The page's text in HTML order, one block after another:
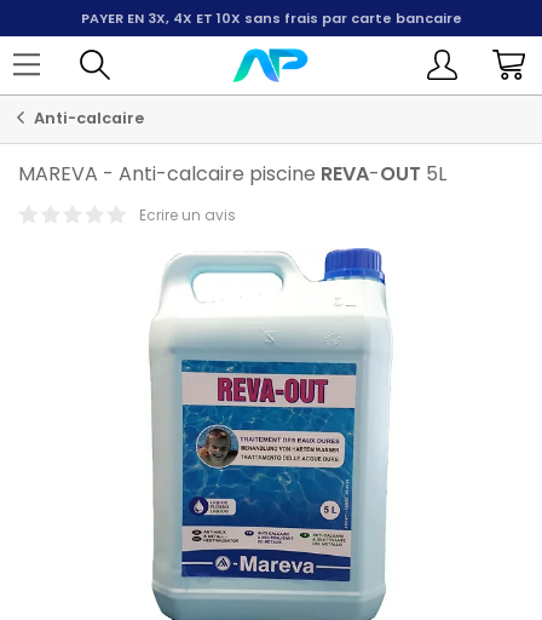
PAYER EN 3X, 4X ET 10X sans frais par carte bancaire
Anti-calcaire
MAREVA - Anti-calcaire piscine REVA-OUT 5L
Ecrire un avis